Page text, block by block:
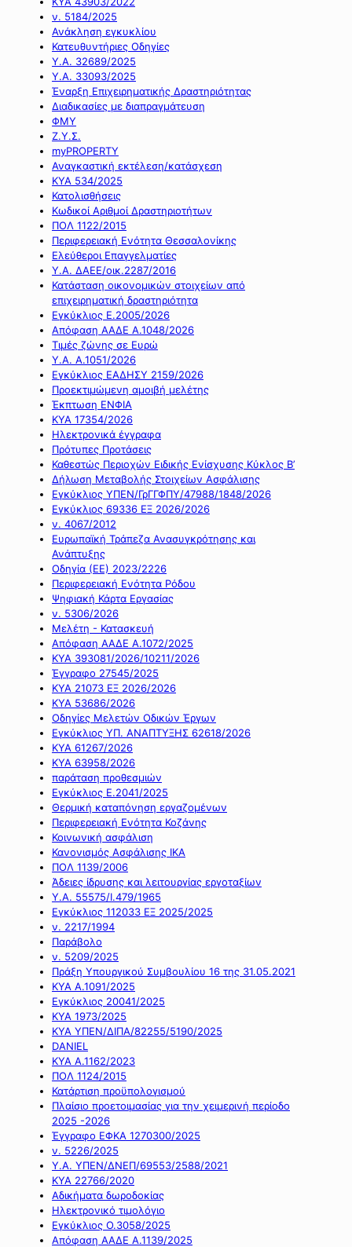
ν. 5184/2025
Ανάκληση εγκυκλίου
Κατευθυντήριες Οδηγίες
Υ.Α. 32689/2025
Υ.Α. 33093/2025
Έναρξη Επιχειρηματικής Δραστηριότητας
Διαδικασίες με διαπραγμάτευση
ΦΜΥ
Ζ.Υ.Σ.
myPROPERTY
Αναγκαστική εκτέλεση/κατάσχεση
ΚΥΑ 534/2025
Κατολισθήσεις
Κωδικοί Αριθμοί Δραστηριοτήτων
ΠΟΛ 1122/2015
Περιφερειακή Ενότητα Θεσσαλονίκης
Ελεύθεροι Επαγγελματίες
Υ.Α. ΔΑΕΕ/οικ.2287/2016
Κατάσταση οικονομικών στοιχείων από
επιχειρηματική δραστηριότητα
Εγκύκλιος Ε.2005/2026
Απόφαση ΑΑΔΕ Α.1048/2026
Τιμές ζώνης σε Ευρώ
Υ.Α. Α.1051/2026
Εγκύκλιος ΕΑΔΗΣΥ 2159/2026
Προεκτιμώμενη αμοιβή μελέτης
Έκπτωση ΕΝΦΙΑ
ΚΥΑ 17354/2026
Ηλεκτρονικά έγγραφα
Πρότυπες Προτάσεις
Καθεστώς Περιοχών Ειδικής Ενίσχυσης Κύκλος Β’
Δήλωση Μεταβολής Στοιχείων Ασφάλισης
Εγκύκλιος ΥΠΕΝ/ΓρΓΓΦΠΥ/47988/1848/2026
Εγκύκλιος 69336 ΕΞ 2026/2026
ν. 4067/2012
Ευρωπαϊκή Τράπεζα Ανασυγκρότησης και
Ανάπτυξης
Οδηγία (ΕΕ) 2023/2226
Περιφερειακή Ενότητα Ρόδου
Ψηφιακή Κάρτα Εργασίας
ν. 5306/2026
Μελέτη - Κατασκευή
Απόφαση ΑΑΔΕ Α.1072/2025
ΚΥΑ 393081/2026/10211/2026
Έγγραφο 27545/2025
ΚΥΑ 21073 ΕΞ 2026/2026
ΚΥΑ 53686/2026
Οδηγίες Μελετών Οδικών Έργων
Εγκύκλιος ΥΠ. ΑΝΑΠΤΥΞΗΣ 62618/2026
ΚΥΑ 61267/2026
ΚΥΑ 63958/2026
παράταση προθεσμιών
Εγκύκλιος Ε.2041/2025
Θερμική καταπόνηση εργαζομένων
Περιφερειακή Ενότητα Κοζάνης
Κοινωνική ασφάλιση
Κανονισμός Ασφάλισης ΙΚΑ
ΠΟΛ 1139/2006
Άδειες ίδρυσης και λειτουργίας εργοταξίων
Υ.Α. 55575/Ι.479/1965
Εγκύκλιος 112033 ΕΞ 2025/2025
ν. 2217/1994
Παράβολο
ν. 5209/2025
Πράξη Υπουργικού Συμβουλίου 16 της 31.05.2021
ΚΥΑ Α.1091/2025
Εγκύκλιος 20041/2025
ΚΥΑ 1973/2025
ΚΥΑ ΥΠΕΝ/ΔΙΠΑ/82255/5190/2025
DANIEL
ΚΥΑ Α.1162/2023
ΠΟΛ 1124/2015
Κατάρτιση προϋπολογισμού
Πλαίσιο προετοιμασίας για την χειμερινή περίοδο
2025 -2026
Έγγραφο ΕΦΚΑ 1270300/2025
ν. 5226/2025
Υ.Α. ΥΠΕΝ/ΔΝΕΠ/69553/2588/2021
ΚΥΑ 22766/2020
Αδικήματα δωροδοκίας
Ηλεκτρονικό τιμολόγιο
Εγκύκλιος Ο.3058/2025
Απόφαση ΑΑΔΕ Α.1139/2025